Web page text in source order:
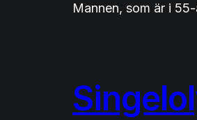
Mannen, som är i